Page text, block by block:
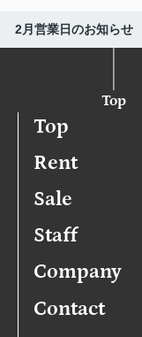
2月営業日のお知らせ
Top
Top
Rent
Sale
Staff
Company
Contact